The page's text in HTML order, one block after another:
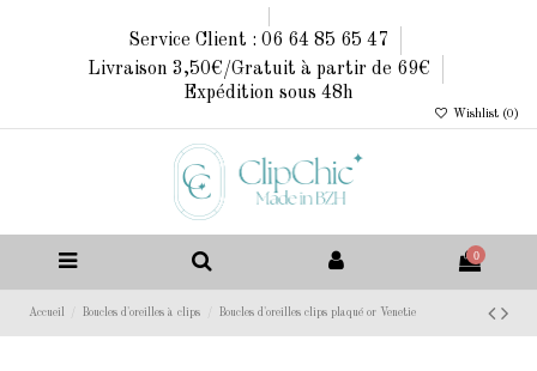
Service Client : 06 64 85 65 47
Livraison 3,50€/Gratuit à partir de 69€
Expédition sous 48h
Wishlist (0 )
0
Accueil Boucles d'oreilles à clips Boucles d'oreilles clips plaqué or Venetie